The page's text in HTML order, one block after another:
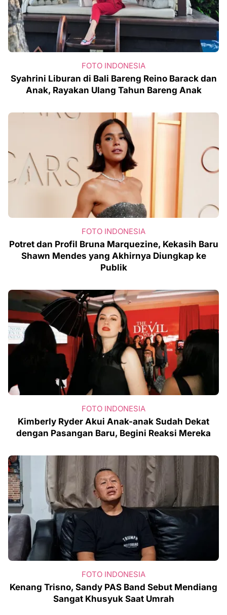
FOTO INDONESIA
Syahrini Liburan di Bali Bareng Reino Barack dan
Anak, Rayakan Ulang Tahun Bareng Anak
FOTO INDONESIA
Potret dan Profil Bruna Marquezine, Kekasih Baru
Shawn Mendes yang Akhirnya Diungkap ke
Publik
FOTO INDONESIA
Kimberly Ryder Akui Anak-anak Sudah Dekat
dengan Pasangan Baru, Begini Reaksi Mereka
FOTO INDONESIA
Kenang Trisno, Sandy PAS Band Sebut Mendiang
Sangat Khusyuk Saat Umrah